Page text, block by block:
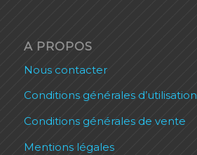
A PROPOS
Nous contacter
Conditions générales d’utilisation
Conditions générales de vente
Mentions légales